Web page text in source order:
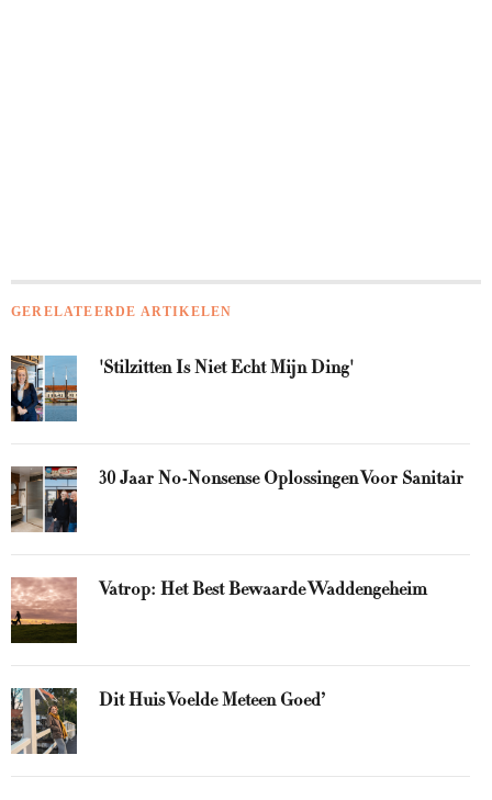
GERELATEERDE ARTIKELEN
'Stilzitten Is Niet Echt Mijn Ding'
30 Jaar No-Nonsense Oplossingen Voor Sanitair
Vatrop: Het Best Bewaarde Waddengeheim
Dit Huis Voelde Meteen Goed’